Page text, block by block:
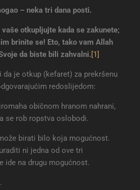
– neka tri dana posti.
otkupljujte kada se zakunete;
brinite se! Eto, tako vam Allah
da biste bili zahvalni.[1]
da je otkup (kefaret) za prekršenu
redoslijedom:
običnom hranom nahrani,
se rob ropstva oslobodi.
birati bilo koja mogućnost.
ni jedna od ove tri
ide na drugu mogućnost.